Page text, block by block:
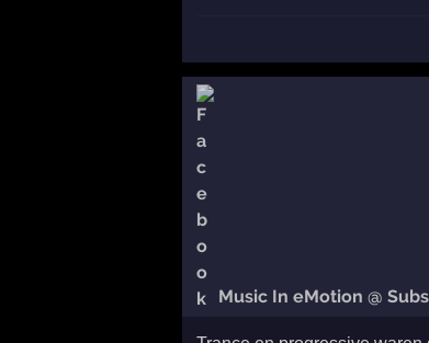
Music In eMotion @